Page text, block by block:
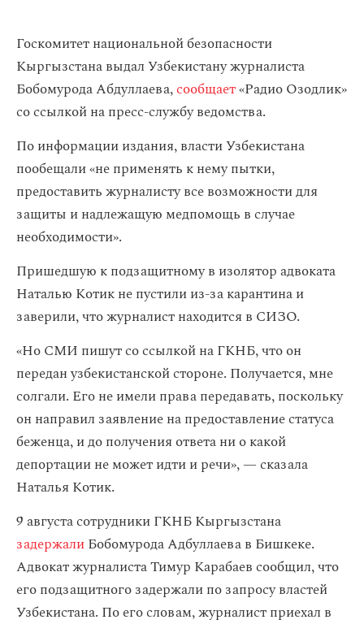
Госкомитет национальной безопасности
Кыргызстана выдал Узбекистану журналиста
Бобомурода Абдуллаева,сообщает«Радио Озодлик»
со ссылкой на пресс-службу ведомства.
По информации издания, власти Узбекистана
пообещали «не применять к нему пытки,
предоставить журналисту все возможности для
защиты и надлежащую медпомощь в случае
необходимости».
Пришедшую к подзащитному в изолятор адвоката
Наталью Котик не пустили из-за карантина и
заверили, что журналист находится в СИЗО.
«Но СМИ пишут со ссылкой на ГКНБ, что он
передан узбекистанской стороне. Получается, мне
солгали. Его не имели права передавать, поскольку
он направил заявление на предоставление статуса
беженца, и до получения ответа ни о какой
депортации не может идти и речи», — сказала
Наталья Котик.
9 августа сотрудники ГКНБ Кыргызстана
задержалиБобомурода Адбуллаева в Бишкеке.
Адвокат журналиста Тимур Карабаев сообщил, что
его подзащитного задержали по запросу властей
Узбекистана. По его словам, журналист приехал в